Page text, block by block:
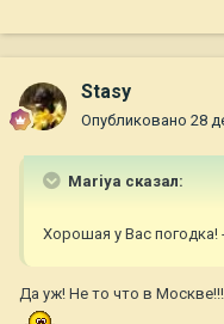
Stasy
Опубликовано 28
Mariya сказал:
Хорошая у Вас погодка!
Да уж! Не то что в Москве!!!